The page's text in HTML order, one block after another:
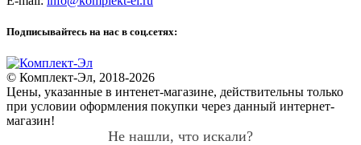
Подписывайтесь на нас в соц.сетях:
© Комплект-Эл, 2018-2026
Цены, указанные в интенет-магазине, действительны только
при условии оформления покупки через данный интернет-
магазин!
Не нашли, что искали?